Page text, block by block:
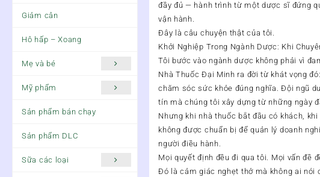
Giảm cân
Hô hấp – Xoang
Mẹ và bé
Mỹ phẩm
Sản phẩm bán chạy
Sản phẩm DLC
Sữa các loại
đầy đủ — hành trình từ một dược sĩ đứng
vận hành.
Đây là câu chuyện thật của tôi.
Khởi Nghiệp Trong Ngành Dược: Khi
Tôi bước vào ngành dược không phải vì
Nhà Thuốc Đại Minh ra đời từ khát vọng
chăm sóc sức khỏe đúng nghĩa. Đội ngũ
tín mà chúng tôi xây dựng từ những ngày
Nhưng khi nhà thuốc bắt đầu có khách,
không được chuẩn bị để quản lý doanh
người điều hành.
Mọi quyết định đều đi qua tôi. Mọi vấn đề
Đó là cảm giác nghẹt thở mà không ai nói